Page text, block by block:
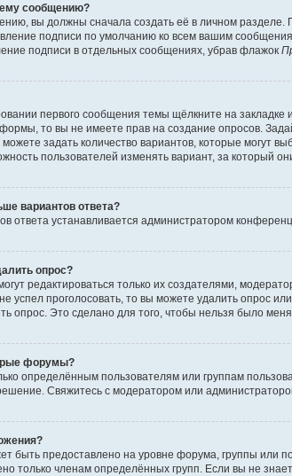
сообщению?
вы должны сначала создать её в личном разделе.
подписи по умолчанию ко всем вашим
подписи в отдельных сообщениях, убрав флажок
первого сообщения темы щёлкните на закладке
то вы не имеете прав на создание опросов.
можете задать количество вариантов, которые могут
пользователей изменять вариант, за который
вариантов ответа?
ответа устанавливается администратором
опрос?
редактироваться только их создателями,
успел проголосовать, то вы можете удалить опрос
опрос. Это сделано для того, чтобы нельзя было
форумы?
определённым пользователям или группам
Свяжитесь с модератором или
быть предоставлено на уровне форума, группы
только членам определённых групп. Если вы не